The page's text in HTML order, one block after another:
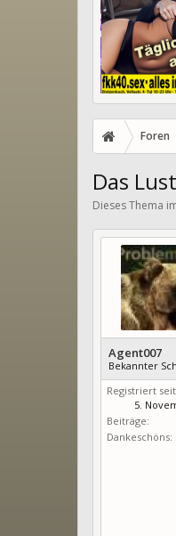
Foren
Das
Dieses Thema
Agent007
Bekannter
Registriert
5.
Beiträge:
Dankeschöns: